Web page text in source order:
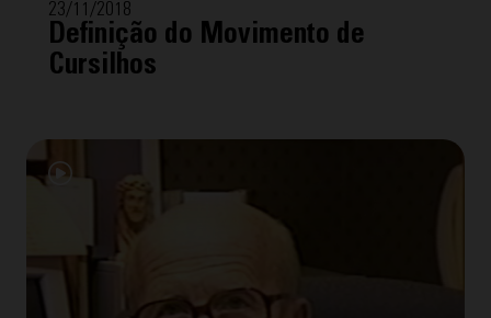
23/11/2018
Definição do Movimento de
Cursilhos